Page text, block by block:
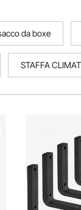
da boxe
STAFFA